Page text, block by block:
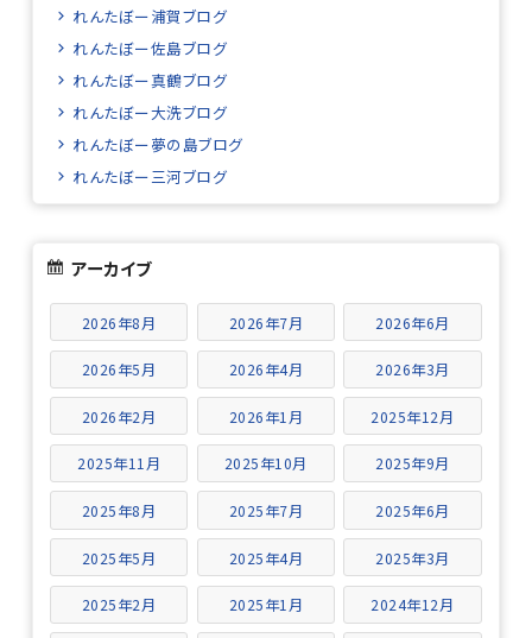
れんたぼー浦賀ブログ
れんたぼー佐島ブログ
れんたぼー真鶴ブログ
れんたぼー大洗ブログ
れんたぼー夢の島ブログ
れんたぼー三河ブログ
アーカイブ
2026年8月 2026年7月 2026年6月
2026年5月 2026年4月 2026年3月
2026年2月 2026年1月 2025年12月
2025年11月 2025年10月 2025年9月
2025年8月 2025年7月 2025年6月
2025年5月 2025年4月 2025年3月
2025年2月 2025年1月 2024年12月